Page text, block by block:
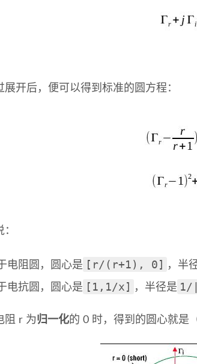
展开后，便可以得到标准的圆方程：
电阻圆，圆心是 [r/(r+1), 0] ，半
电抗圆，圆心是 [1,1/x] ，半径是 1/
阻 r 为归一化的 0 时，得到的圆心就是